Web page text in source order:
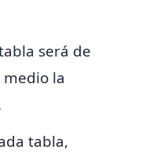
será de
medio la
tabla,